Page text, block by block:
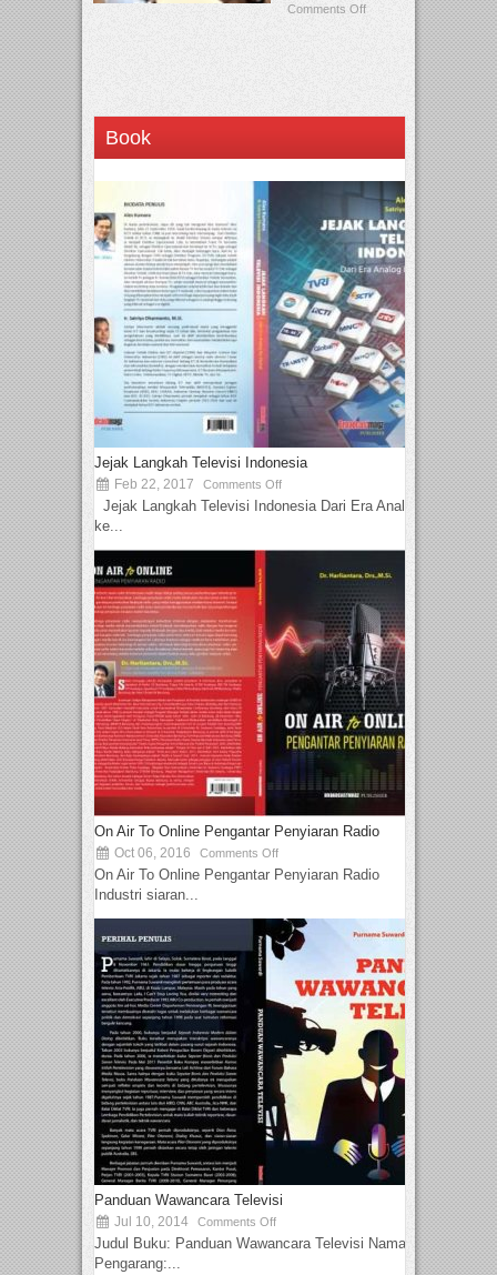
Comments Off
Book
Jejak Langkah Televisi Indonesia
Feb 22, 2017 Comments Off
Jejak Langkah Televisi Indonesia Dari Era Analog
ke...
On Air To Online Pengantar Penyiaran Radio
Oct 06, 2016 Comments Off
On Air To Online Pengantar Penyiaran Radio
Industri siaran...
Panduan Wawancara Televisi
Jul 10, 2014 Comments Off
Judul Buku: Panduan Wawancara Televisi Nama
Pengarang:...